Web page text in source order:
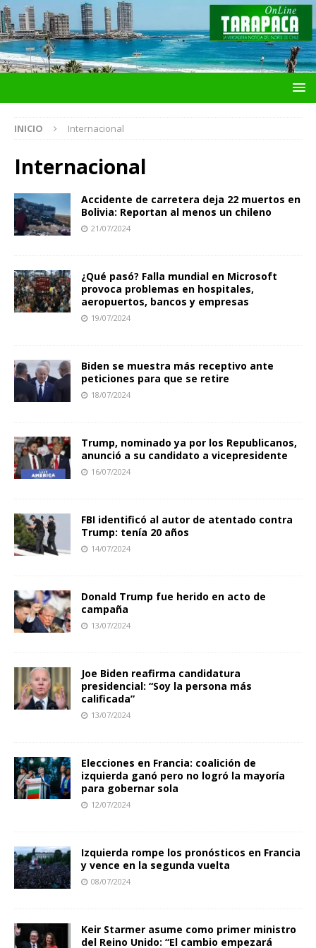
INICIO Internacional
Internacional
Accidente de carretera deja 22 muertos en
Bolivia: Reportan al menos un chileno
21/07/2024
¿Qué pasó? Falla mundial en Microsoft
provoca problemas en hospitales,
aeropuertos, bancos y empresas
19/07/2024
Biden se muestra más receptivo ante
peticiones para que se retire
18/07/2024
Trump, nominado ya por los Republicanos,
anunció a su candidato a vicepresidente
16/07/2024
FBI identificó al autor de atentado contra
Trump: tenía 20 años
14/07/2024
Donald Trump fue herido en acto de
campaña
13/07/2024
Joe Biden reafirma candidatura
presidencial: “Soy la persona más
calificada”
13/07/2024
Elecciones en Francia: coalición de
izquierda ganó pero no logró la mayoría
para gobernar sola
12/07/2024
Izquierda rompe los pronósticos en Francia
y vence en la segunda vuelta
08/07/2024
Keir Starmer asume como primer ministro
del Reino Unido: “El cambio empezará